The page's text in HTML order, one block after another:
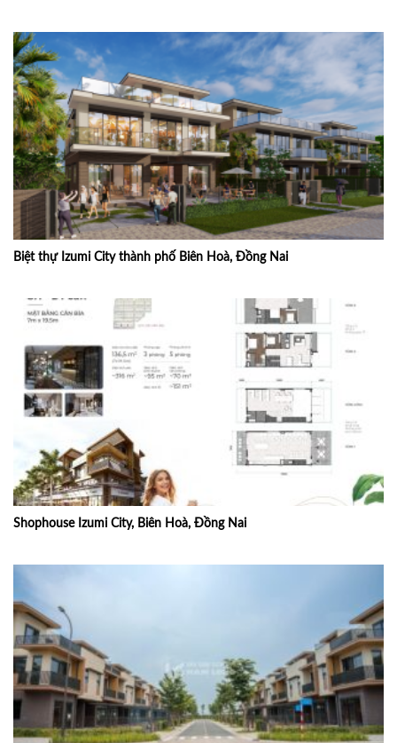
Biệt thự Izumi City thành phố Biên Hoà, Đồng Nai
Shophouse Izumi City, Biên Hoà, Đồng Nai